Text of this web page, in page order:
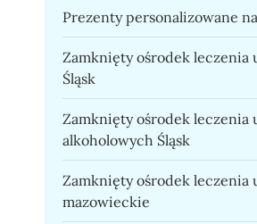
Prezenty personalizowane
Zamknięty ośrodek leczenia
Śląsk
Zamknięty ośrodek leczenia
alkoholowych Śląsk
Zamknięty ośrodek leczenia
mazowieckie